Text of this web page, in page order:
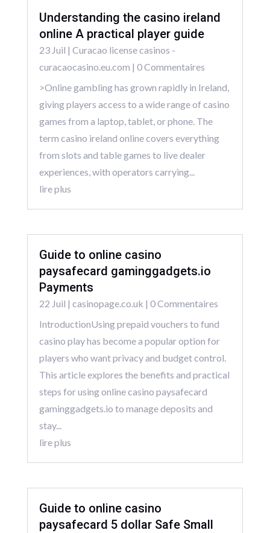
Understanding the casino ireland
online A practical player guide
23 Juil | Curacao license casinos -
curacaocasino.eu.com | 0 Commentaires
>Online gambling has grown rapidly in Ireland,
giving players access to a wide range of casino
games from a laptop, tablet, or phone. The
term casino ireland online covers everything
from slots and table games to live dealer
experiences, with operators carrying...
lire plus
Guide to online casino
paysafecard gaminggadgets.io
Payments
22 Juil | casinopage.co.uk | 0 Commentaires
IntroductionUsing prepaid vouchers to fund
casino play has become a popular option for
players who want privacy and budget control.
This article explores the benefits and practical
steps for using online casino paysafecard
gaminggadgets.io to manage deposits and
stay...
lire plus
Guide to online casino
paysafecard 5 dollar Safe Small